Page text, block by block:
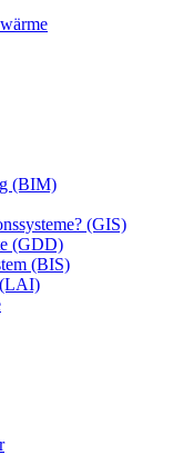
(BIM)
(GIS)
(GDD)
(BIS)
(LAI)